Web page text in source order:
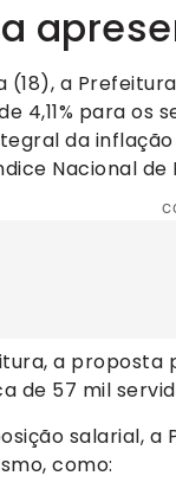
(18), a
4,11% para
da
Nacional de
a proposta
de 57 mil
salarial,
como: